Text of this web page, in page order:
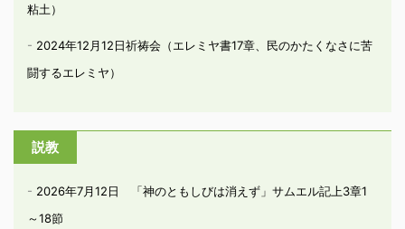
粘土）
2024年12月12日祈祷会（エレミヤ書17章、民のかたくなさに苦
闘するエレミヤ）
説教
2026年7月12日 「神のともしびは消えず」サムエル記上3章1
～18節